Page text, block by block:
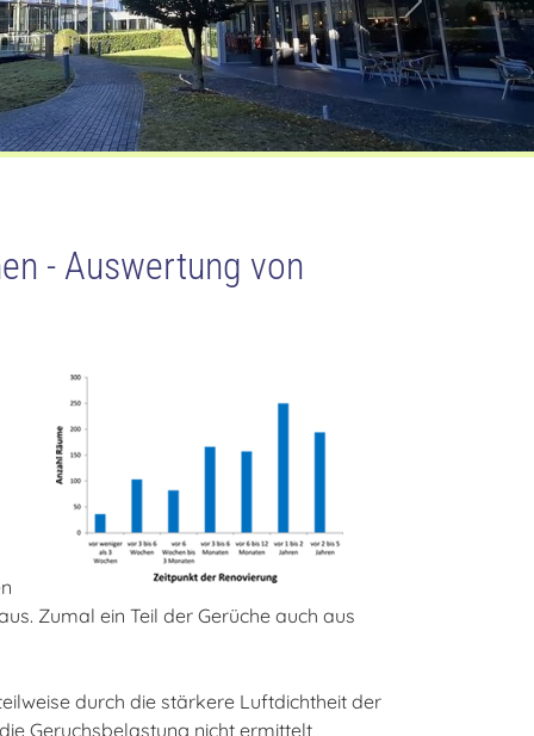
Vorwärts
- Auswertung von
Zumal ein Teil der Gerüche auch aus
durch die stärkere Luftdichtheit der
Geruchsbelastung nicht ermittelt